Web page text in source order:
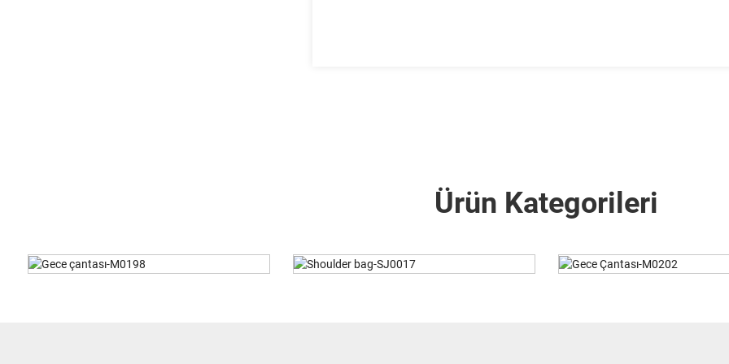
Ürün Kategorileri
Shoulder Bag-SJ0017 Gece Çantası-M0202 Gece Çantası-